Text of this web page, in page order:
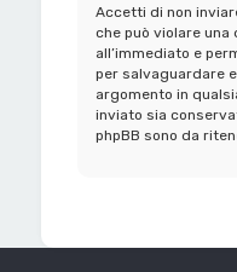
Accetti di non
che può violare
all’immediato e
per salvaguardare
argomento in
inviato sia
phpBB sono da